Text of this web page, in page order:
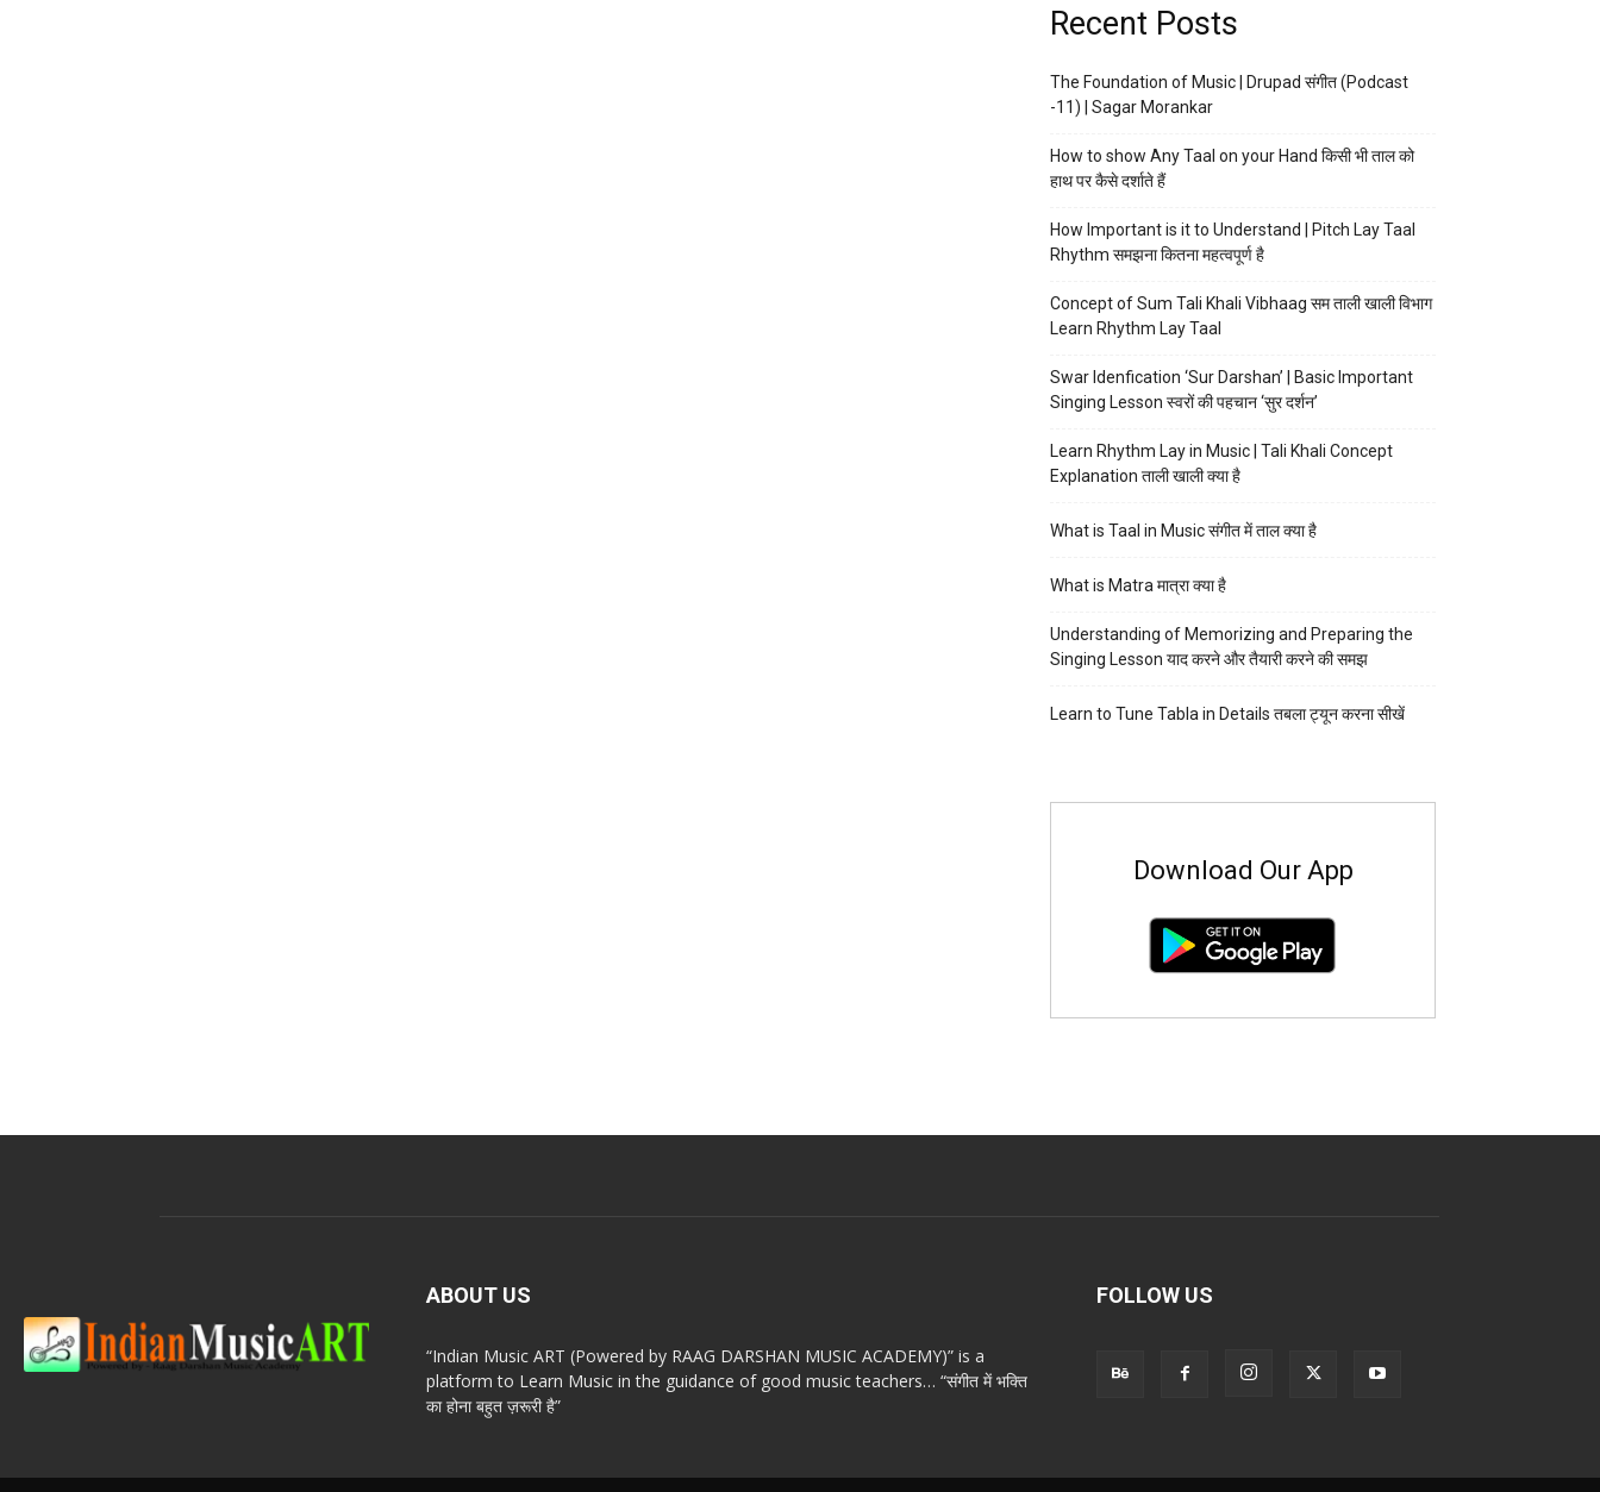
Recent Posts
The Foundation of Music | Drupad संगीत (Podcast
-11) | Sagar Morankar
How to show Any Taal on your Hand किसी भी ताल को
हाथ पर कैसे दर्शाते हैं
How Important is it to Understand | Pitch Lay Taal
Rhythm समझना कितना महत्वपूर्ण है
Concept of Sum Tali Khali Vibhaag सम ताली खाली विभाग
Learn Rhythm Lay Taal
Swar Idenfication ‘Sur Darshan’ | Basic Important
Singing Lesson स्वरों की पहचान ‘सुर दर्शन’
Learn Rhythm Lay in Music | Tali Khali Concept
Explanation ताली खाली क्या है
What is Taal in Music संगीत में ताल क्या है
What is Matra मात्रा क्या है
Understanding of Memorizing and Preparing the
Singing Lesson याद करने और तैयारी करने की समझ
Learn to Tune Tabla in Details तबला ट्यून करना सीखें
Download Our App
ABOUT US
“Indian Music ART (Powered by RAAG DARSHAN MUSIC ACADEMY)” is a
platform to Learn Music in the guidance of good music teachers… “संगीत में भक्ति
का होना बहुत ज़रूरी है”
FOLLOW US